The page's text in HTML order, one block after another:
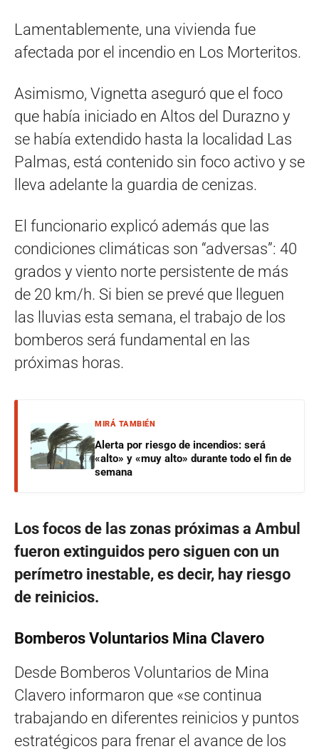
Lamentablemente, una vivienda fue
afectada por el incendio en Los Morteritos.
Asimismo, Vignetta aseguró que el foco
que había iniciado en Altos del Durazno y
se había extendido hasta la localidad Las
Palmas, está contenido sin foco activo y se
lleva adelante la guardia de cenizas.
El funcionario explicó además que las
condiciones climáticas son “adversas”: 40
grados y viento norte persistente de más
de 20 km/h. Si bien se prevé que lleguen
las lluvias esta semana, el trabajo de los
bomberos será fundamental en las
próximas horas.
MIRÁ TAMBIÉN
Alerta por riesgo de incendios: será
«alto» y «muy alto» durante todo el fin de
semana
Los focos de las zonas próximas a Ambul
fueron extinguidos pero siguen con un
perímetro inestable, es decir, hay riesgo
de reinicios.
Bomberos Voluntarios Mina Clavero
Desde Bomberos Voluntarios de Mina
Clavero informaron que «se continua
trabajando en diferentes reinicios y puntos
estratégicos para frenar el avance de los